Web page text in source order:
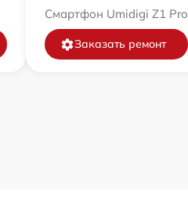
Смартфон Umidigi Z1 Pro
Заказать ремонт